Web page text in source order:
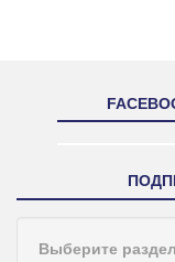
Выберите